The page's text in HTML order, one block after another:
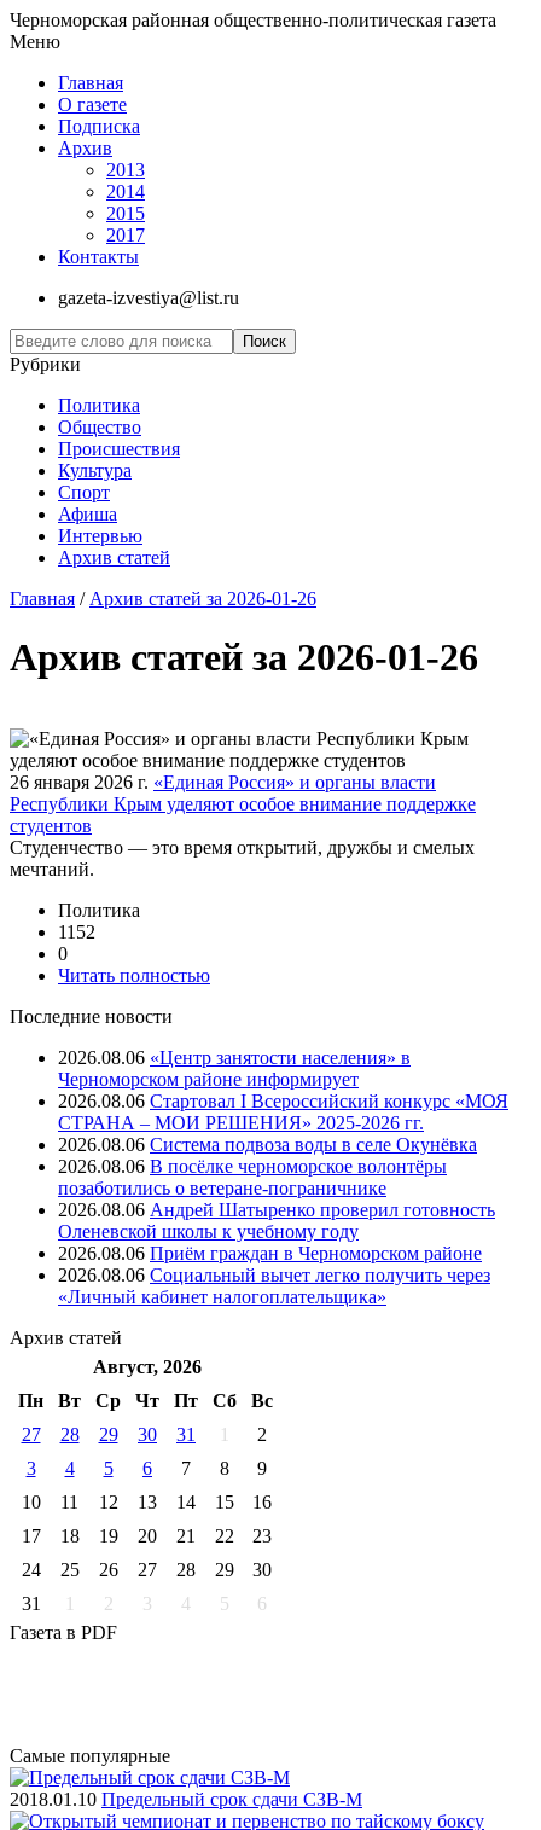
Черноморская районная общественно-политическая газета
Меню
Главная
О газете
Подписка
Архив
2013
2014
2015
2017
Контакты
gazeta-izvestiya@list.ru
Рубрики
Политика
Общество
Проиcшествия
Культура
Спорт
Афиша
Интервью
Архив статей
Главная / Архив статей за 2026-01-26
Архив статей за 2026-01-26
26 января 2026 г. «Единая Россия» и органы власти
Республики Крым уделяют особое внимание поддержке
студентов
Студенчество — это время открытий, дружбы и смелых
мечтаний.
Политика
1152
0
Читать полностью
Последние новости
2026.08.06 «Центр занятости населения» в
Черноморском районе информирует
2026.08.06 Стартовал I Всероссийский конкурс «МОЯ
СТРАНА – МОИ РЕШЕНИЯ» 2025-2026 гг.
2026.08.06 Система подвоза воды в селе Окунёвка
2026.08.06 В посёлке черноморское волонтёры
позаботились о ветеране-пограничнике
2026.08.06 Андрей Шатыренко проверил готовность
Оленевской школы к учебному году
2026.08.06 Приём граждан в Черноморском районе
2026.08.06 Социальный вычет легко получить через
«Личный кабинет налогоплательщика»
Архив статей
Август, 2026
Пн
Вт Ср Чт Пт Cб
Вс
27
28 29 30 31 1
2
3
4 5 6 7 8
9
10
11 12 13 14 15
16
17
18 19 20 21 22
23
24
25 26 27 28 29
30
31
1 2 3 4 5
6
Газета в PDF
Самые популярные
2018.01.10 Предельный срок сдачи СЗВ-М